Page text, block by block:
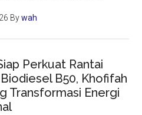
Bywah
Perkuat Rantai
B50, Khofifah
Transformasi Energi